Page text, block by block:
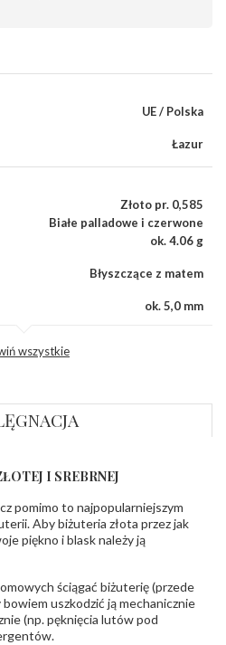
UE / Polska
Łazur
Złoto pr. 0,585
Białe palladowe i czerwone
ok. 4.06 g
Błyszczące z matem
ok. 5,0 mm
Kowalowy 134 38-200 Jasło; NIP:
6850004631; tel.13 44 56 100;
,PZ Stelmach Sp. z o.o. ul.
22 45-805 Opole; NIP 7542889545;
77 54 90 100; biuro@stelmach.pl
dla dzieci w wieku poniżej 3 lat
wyrobie wykonane z białego złota
zawierają nikiel
wszystkie
I SREBRNEJ
pomimo to najpopularniejszym
Aby biżuteria złota przez jak
piękno i blask należy ją
ściągać biżuterię (przede
uszkodzić ją mechanicznie
(np. pęknięcia lutów pod